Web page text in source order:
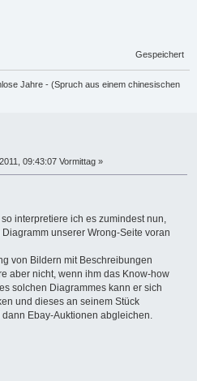
Gespeichert
Jahre - (Spruch aus einem chinesischen
09:43:07 Vormittag »
interpretiere ich es zumindest nun,
unserer Wrong-Seite voran
von Bildern mit Beschreibungen
aber nicht, wenn ihm das Know-how
solchen Diagrammes kann er sich
und dieses an seinem Stück
Ebay-Auktionen abgleichen.